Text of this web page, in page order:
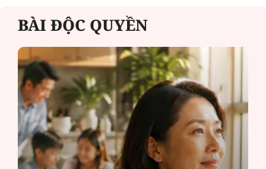
BÀI ĐỘC QUYỀN